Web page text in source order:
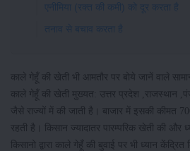
एनीमिया (रक्त की कमी) को दूर करता है
तनाव से बचाव करता है
काले गेहूँ की खेती भी आमतौर पर बोये जानें वाले
काले गेहूँ की खेती मुख्यत: उत्तर प्रदेश ,राजस्थान
जैसे राज्यों में की जाती है। बाजार में इसकी कीमत
रहती है। किसान ज्यादातर पारम्परिक खेती की और
किसानो द्वारा काले गेहूँ की बुवाई पर भी ध्यान